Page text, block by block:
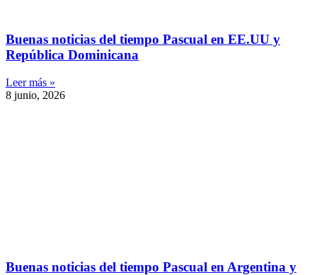
Buenas noticias del tiempo Pascual en EE.UU y
República Dominicana
Leer más »
8 junio, 2026
Buenas noticias del tiempo Pascual en Argentina y